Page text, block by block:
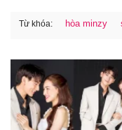
Từ khóa: hòa minzy